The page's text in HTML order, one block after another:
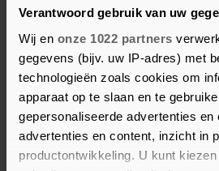
Verantwoord gebruik van uw
Wij en onze 1022 partners
gegevens (bijv. uw IP-adres) met
technologieën zoals cookies om
apparaat op te slaan en te
gepersonaliseerde advertenties en
advertenties en content, inzicht in
productontwikkeling. U kunt
altijd mogelijk".